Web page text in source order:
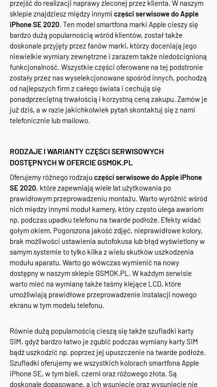
przejść do realizacji naprawy zleconej przez klienta. W naszym
sklepie znajdziesz między innymi części serwisowe do Apple
iPhone SE 2020. Ten model smartfona marki Apple cieszy się
bardzo dużą popularnością wśród klientów, został także
doskonale przyjęty przez fanów marki, którzy doceniają jego
niewielkie wymiary zewnętrzne i zarazem także niedoścignioną
funkcjonalność. Wszystkie części oferowane na tej podstronie
zostały przez nas wyselekcjonowane spośród innych, pochodzą
od najlepszych firm z całego świata i cechują się
ponadprzeciętną trwałością i korzystną ceną zakupu. Zamów je
już dziś, a w razie jakichkolwiek pytań skontaktuj się z nami
telefonicznie lub mailowo.
RODZAJE I WARIANTY CZĘŚCI SERWISOWYCH
DOSTĘPNYCH W OFERCIE GSMOK.PL
Oferujemy różnego rodzaju części serwisowe do Apple iPhone
SE 2020, które zapewniają wiele lat użytkowania po
prawidłowym przeprowadzeniu montażu. Warto wyróżnić wśród
nich między innymi moduł kamery, który często ulega awariom
np. podczas upadku telefonu na twarde podłoże. Efekty widać
gołym okiem. Pogorszona jakość zdjęć, nieprawidłowe kolory,
brak możliwości ustawienia autofokusa lub błąd wyświetlony w
samym systemie to tylko kilka z wielu skutków uszkodzenia
modułu aparatu. Warto go wówczas wymienić na nowy
dostępny w naszym sklepie GSMOK.PL. W każdym serwisie
warto mieć na wymianę także taśmy klejące LCD, które
umożliwiają prawidłowe przeprowadzenie instalacji nowego
ekranu w tym modelu telefonu.
Równie dużą popularnością cieszą się także szufladki karty
SIM, gdyż bardzo łatwo je zgubić podczas wymiany karty SIM
bądź uszkodzić np. poprzez jej upuszczenie na twarde podłoże.
Szufladki oferujemy we wszystkich kolorach smartfona Apple
iPhone SE, w tym bieli, czerni oraz różowego złota. Są
doskonale dopasowane, a ich wsunięcie oraz wysunięcie nie